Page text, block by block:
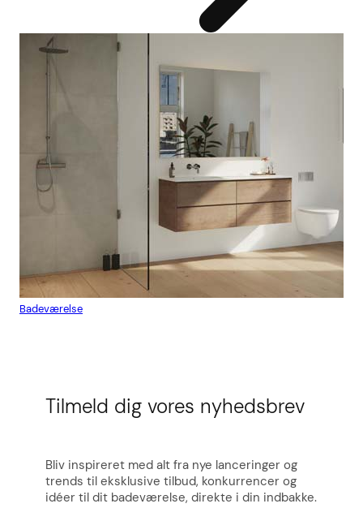
Badeværelse
Tilmeld dig vores nyhedsbrev
Bliv inspireret med alt fra nye lanceringer og
trends til eksklusive tilbud, konkurrencer og
idéer til dit badeværelse, direkte i din indbakke.